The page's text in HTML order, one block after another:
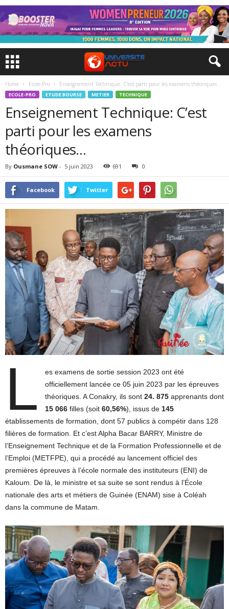
Home Ecole-Pro Enseignement Technique: C’est parti pour les examens théoriques…
ECOLE-PRO ETUDE BOURSE METIER TECHNIQUE
Enseignement Technique: C’est
parti pour les examens
théoriques…
By Ousmane SOW - 5 juin 2023 691 0
Facebook Twitter
L
es examens de sortie session 2023 ont été
officiellement lancée ce 05 juin 2023 par les épreuves
théoriques. A Conakry, ils sont 24. 875apprenants dont
15 066filles (soit 60,56%), issus de 145
établissements de formation, dont 57 publics à compétir dans 128
filières de formation. Et c’est Alpha Bacar BARRY, Ministre de
l’Enseignement Technique et de la Formation Professionnelle et de
l’Emploi (METFPE), qui a procédé au lancement officiel des
premières épreuves à l’école normale des instituteurs (ENI) de
Kaloum. De là, le ministre et sa suite se sont rendus à l’École
nationale des arts et métiers de Guinée (ENAM) sise à Coléah
dans la commune de Matam.